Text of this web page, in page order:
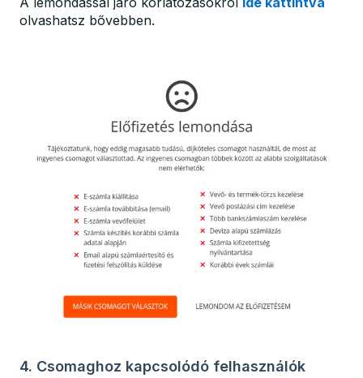
olvashatsz bővebben.
4. Csomaghoz kapcsolódó felhasználók